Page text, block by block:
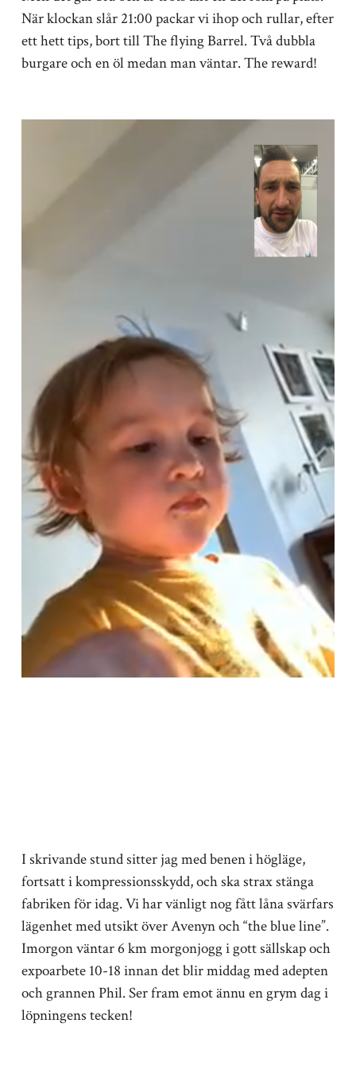
När klockan slår 21:00 packar vi ihop och rullar, efter
ett hett tips, bort till The flying Barrel. Två dubbla
burgare och en öl medan man väntar. The reward!
I skrivande stund sitter jag med benen i högläge,
fortsatt i kompressionsskydd, och ska strax stänga
fabriken för idag. Vi har vänligt nog fått låna svärfars
lägenhet med utsikt över Avenyn och “the blue line”.
Imorgon väntar 6 km morgonjogg i gott sällskap och
expoarbete 10-18 innan det blir middag med adepten
och grannen Phil. Ser fram emot ännu en grym dag i
löpningens tecken!